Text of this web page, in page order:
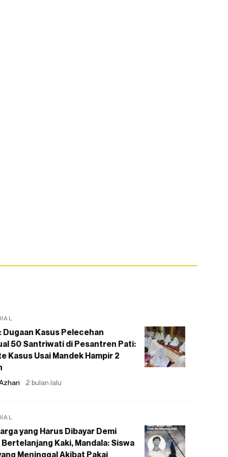
Dugaan Kasus Pelecehan
50 Santriwati di Pesantren Pati:
Kasus Usai Mandek Hampir 2
2 bulan lalu
yang Harus Dibayar Demi
Kaki, Mandala: Siswa
Meninggal Akibat Pakai